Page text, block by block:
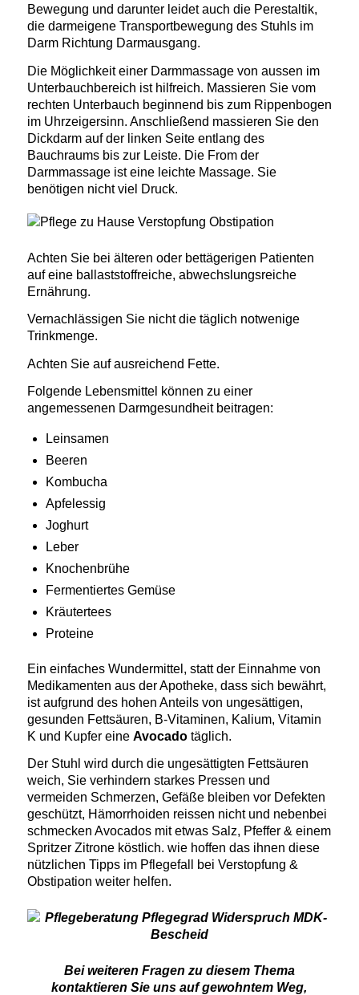
Bewegung und darunter leidet auch die Perestaltik,
die darmeigene Transportbewegung des Stuhls im
Darm Richtung Darmausgang.
Die Möglichkeit einer Darmmassage von aussen im
Unterbauchbereich ist hilfreich. Massieren Sie vom
rechten Unterbauch beginnend bis zum Rippenbogen
im Uhrzeigersinn. Anschließend massieren Sie den
Dickdarm auf der linken Seite entlang des
Bauchraums bis zur Leiste. Die From der
Darmmassage ist eine leichte Massage. Sie
benötigen nicht viel Druck.
Achten Sie bei älteren oder bettägerigen Patienten
auf eine ballaststoffreiche, abwechslungsreiche
Ernährung.
Vernachlässigen Sie nicht die täglich notwenige
Trinkmenge.
Achten Sie auf ausreichend Fette.
Folgende Lebensmittel können zu einer
angemessenen Darmgesundheit beitragen:
Leinsamen
Beeren
Kombucha
Apfelessig
Joghurt
Leber
Knochenbrühe
Fermentiertes Gemüse
Kräutertees
Proteine
Ein einfaches Wundermittel, statt der Einnahme von
Medikamenten aus der Apotheke, dass sich bewährt,
ist aufgrund des hohen Anteils von ungesättigen,
gesunden Fettsäuren, B-Vitaminen, Kalium, Vitamin
K und Kupfer eine Avocadotäglich.
Der Stuhl wird durch die ungesättigten Fettsäuren
weich, Sie verhindern starkes Pressen und
vermeiden Schmerzen, Gefäße bleiben vor Defekten
geschützt, Hämorrhoiden reissen nicht und nebenbei
schmecken Avocados mit etwas Salz, Pfeffer & einem
Spritzer Zitrone köstlich. wie hoffen das ihnen diese
nützlichen Tipps im Pflegefall bei Verstopfung &
Obstipation weiter helfen.
Bei weiteren Fragen zu diesem Thema
kontaktieren Sie uns auf gewohntem Weg,